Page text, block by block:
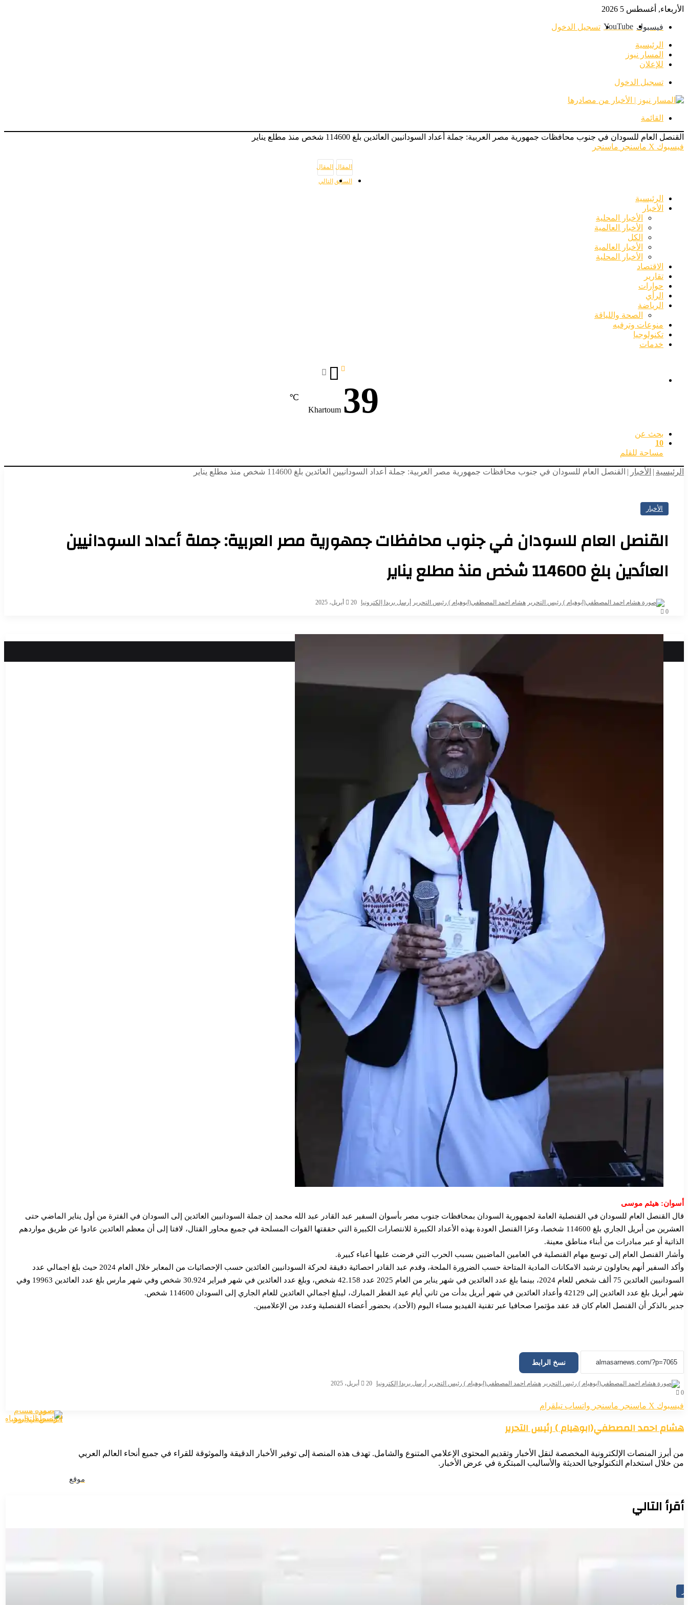
الأربعاء, أغسطس 5 2026
فيسبوك ‫YouTube تسجيل الدخول
الرئيسية
المسار نيوز
للإعلان
تسجيل الدخول
القائمة
القنصل العام للسودان في جنوب محافظات جمهورية مصر العربية: جملة أعداد السودانيين العائدين بلغ 114600 شخص منذ مطلع يناير
فيسبوك ‫X ماسنجر ماسنجر
المقال
السابق
المقال
التالي
الرئيسية
الأخبار
الأخبار المحلية
الأخبار العالمية
الكل
الأخبار العالمية
الأخبار المحلية
الاقتصاد
تقارير
حوارات
الرأي
الرياضة
الصحة واللياقة
منوعات وترفيه
تكنولوجيا
خدمات
Khartoum 39
℃
بحث عن
10
مساحة للقلم
الرئيسية | الأخبار | القنصل العام للسودان في جنوب محافظات جمهورية مصر العربية: جملة أعداد السودانيين العائدين بلغ 114600 شخص منذ مطلع يناير
الأخبار
القنصل العام للسودان في جنوب محافظات جمهورية مصر العربية: جملة أعداد السودانيين
العائدين بلغ 114600 شخص منذ مطلع يناير
هشام احمد المصطفي(ابوهيام ) رئيس التحرير أرسل بريدا إلكترونيا
20 أبريل، 2025
0
أسوان: هيثم موسى
قال القنصل العام للسودان في القنصلية العامة لجمهورية السودان بمحافظات جنوب مصر بأسوان السفير عبد القادر عبد الله محمد إن جملة السودانيين العائدين إلى السودان في الفترة من أول يناير الماضي حتى
العشرين من أبريل الجاري بلغ 114600 شخصا، وعزا القنصل العودة بهذه الأعداد الكبيرة للانتصارات الكبيرة التي حققتها القوات المسلحة في جميع محاور القتال، لافتا إلى أن معظم العائدين عادوا عن طريق مواردهم
الذاتية أو عبر مبادرات من أبناء مناطق معينة.
وأشار القنصل العام إلى توسع مهام القنصلية في العامين الماضيين بسبب الحرب التي فرضت عليها أعباء كبيرة.
وأكد السفير أنهم يحاولون ترشيد الامكانات المادية المتاحة حسب الضرورة الملحة، وقدم عبد القادر احصائية دقيقة لحركة السودانيين العائدين حسب الإحصائيات من المعابر خلال العام 2024 حيث بلغ اجمالي عدد
السودانيين العائدين 75 ألف شخص للعام 2024، بينما بلغ عدد العائدين في شهر يناير من العام 2025 عدد 42.158 شخص، وبلغ عدد العائدين في شهر فبراير 30.924 شخص وفي شهر مارس بلغ عدد العائدين 19963 وفي
شهر أبريل بلغ عدد العائدين إلى 42129 وأعداد العائدين في شهر أبريل بدأت من ثاني أيام عيد الفطر المبارك، ليبلغ اجمالي العائدين للعام الجاري إلى السودان 114600 شخص.
جدير بالذكر أن القنصل العام كان قد عقد مؤتمرا صحافيا عبر تقنية الفيديو مساء اليوم (الأحد)، بحضور أعضاء القنصلية وعدد من الإعلاميين.
نسخ الرابط
هشام احمد المصطفي(ابوهيام ) رئيس التحرير أرسل بريدا إلكترونيا
20 أبريل، 2025
0
فيسبوك ‫X ماسنجر ماسنجر واتساب تيلقرام
هشام احمد المصطفي(ابوهيام ) رئيس التحرير
من أبرز المنصات الإلكترونية المخصصة لنقل الأخبار وتقديم المحتوى الإعلامي المتنوع والشامل. تهدف هذه المنصة إلى توفير الأخبار الدقيقة والموثوقة للقراء في جميع أنحاء العالم العربي
من خلال استخدام التكنولوجيا الحديثة والأساليب المبتكرة في عرض الأخبار.
موقع
أقرأ التالي
⭕السيد مدير شرطة ولاية شمال كردفان المكلف يتراس الاجتماع الثالث للمجلس التنسيقي
لمكونات وزارة الداخلية بالولاية اليوم.
🌾 رؤى متجددة 🌾 ✍️ أبشر رفاي حذار من مهددات البيئة السياسية المحيطة والكامنة
95 مؤسسه علاجية لنقل ومعالجة النفايات الطبية الخرطوم : المسار نيوز